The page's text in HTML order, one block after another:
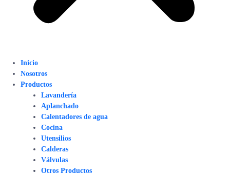
Inicio
Nosotros
Productos
Lavandería
Aplanchado
Calentadores de agua
Cocina
Utensilios
Calderas
Válvulas
Otros Productos